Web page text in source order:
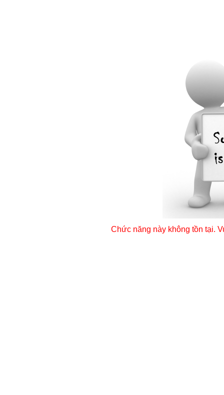
Chức năng này không tồn tại.